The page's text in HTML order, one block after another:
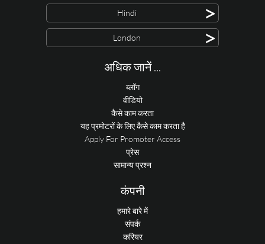
Hindi >
London >
अधिक जानें ...
ब्लॉग
वीडियो
कैसे काम करता
यह प्रमोटरों के लिए कैसे काम करता है
Apply For Promoter Access
प्रेस
सामान्य प्रश्न
कंपनी
हमारे बारे में
संपर्क
करियर